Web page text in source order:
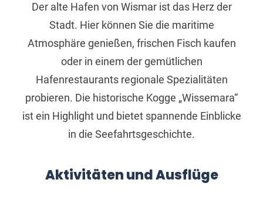
Der alte Hafen von Wismar ist das Herz der
Stadt. Hier können Sie die maritime
Atmosphäre genießen, frischen Fisch kaufen
oder in einem der gemütlichen
Hafenrestaurants regionale Spezialitäten
probieren. Die historische Kogge „Wissemara“
ist ein Highlight und bietet spannende Einblicke
in die Seefahrtsgeschichte.
Aktivitäten und Ausflüge